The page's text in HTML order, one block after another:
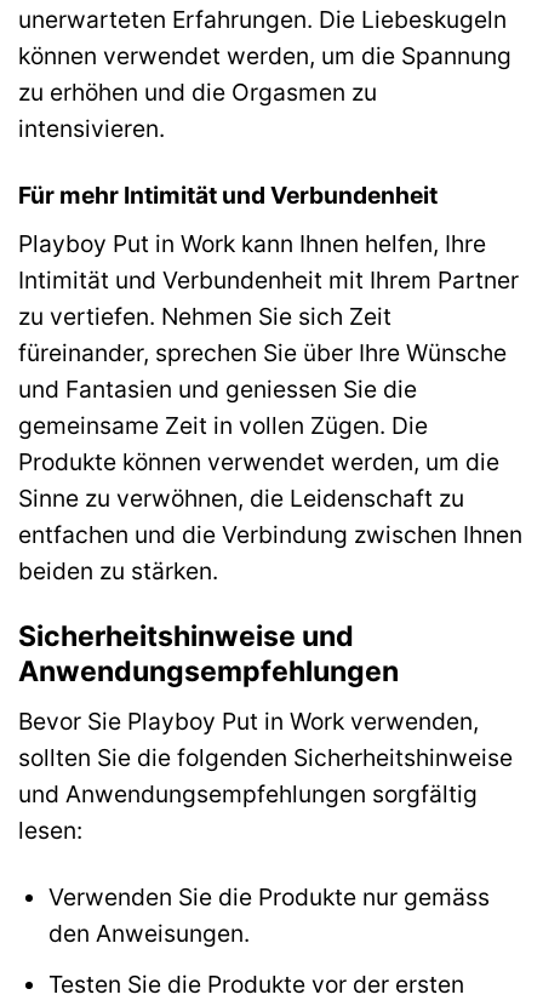
unerwarteten Erfahrungen. Die Liebeskugeln
können verwendet werden, um die Spannung
zu erhöhen und die Orgasmen zu
intensivieren.
Für mehr Intimität und Verbundenheit
Playboy Put in Work kann Ihnen helfen, Ihre
Intimität und Verbundenheit mit Ihrem Partner
zu vertiefen. Nehmen Sie sich Zeit
füreinander, sprechen Sie über Ihre Wünsche
und Fantasien und geniessen Sie die
gemeinsame Zeit in vollen Zügen. Die
Produkte können verwendet werden, um die
Sinne zu verwöhnen, die Leidenschaft zu
entfachen und die Verbindung zwischen Ihnen
beiden zu stärken.
Sicherheitshinweise und
Anwendungsempfehlungen
Bevor Sie Playboy Put in Work verwenden,
sollten Sie die folgenden Sicherheitshinweise
und Anwendungsempfehlungen sorgfältig
lesen:
Verwenden Sie die Produkte nur gemäss
den Anweisungen.
Testen Sie die Produkte vor der ersten